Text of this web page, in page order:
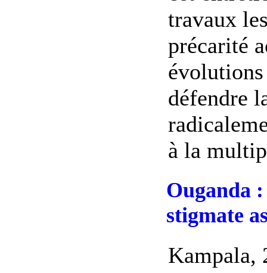
travaux
précarité
défendre
à la
Ouganda
stigmate
Kampala,